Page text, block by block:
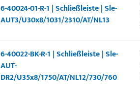
6-40024-01-R-1 | Schließleiste | Sle-
AUT3/U30x8/1031/2310/AT/NL13
6-40022-BK-R-1 | Schließleiste | Sle-
AUT-
DR2/U35x8/1750/AT/NL12/730/760